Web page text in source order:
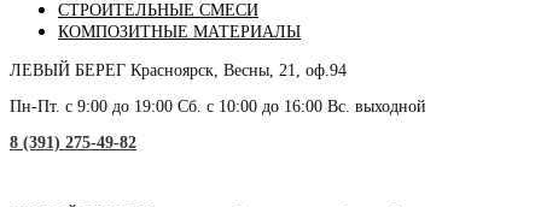
СТРОИТЕЛЬНЫЕ СМЕСИ
КОМПОЗИТНЫЕ МАТЕРИАЛЫ
ЛЕВЫЙ БЕРЕГ Красноярск, Весны, 21, оф.94
Пн-Пт. с 9:00 до 19:00 Сб. с 10:00 до 16:00 Вс. выходной
8 (391) 275-49-82